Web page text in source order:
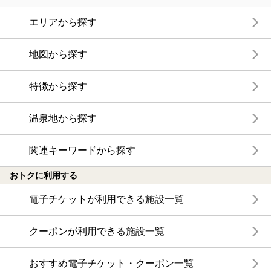
エリアから探す
地図から探す
特徴から探す
温泉地から探す
関連キーワードから探す
おトクに利用する
電子チケットが利用できる施設一覧
クーポンが利用できる施設一覧
おすすめ電子チケット・クーポン一覧